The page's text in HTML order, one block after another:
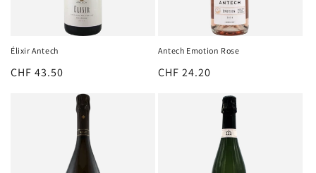
Élixir Antech
Prix
CHF 43.50
Antech Emotion Rose
Prix
CHF 24.20